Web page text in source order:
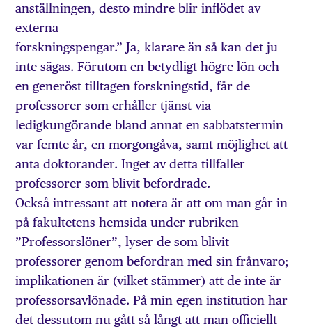
anställningen, desto mindre blir inflödet av
externa
forskningspengar.” Ja, klarare än så kan det ju
inte sägas. Förutom en betydligt högre lön och
en generöst tilltagen forskningstid, får de
professorer som erhåller tjänst via
ledigkungörande bland annat en sabbatstermin
var femte år, en morgongåva, samt möjlighet att
anta doktorander. Inget av detta tillfaller
professorer som blivit befordrade.
Också intressant att notera är att om man går in
på fakultetens hemsida under rubriken
”Professorslöner”, lyser de som blivit
professorer genom befordran med sin frånvaro;
implikationen är (vilket stämmer) att de inte är
professorsavlönade. På min egen institution har
det dessutom nu gått så långt att man officiellt